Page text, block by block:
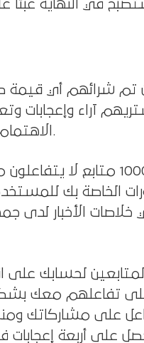
تم شرائهم أي
آراء وإعجابات
الاهتمام الذي يقدمونه لك في البداية لن يحدث لاحقًا.
إذًا فما مدى فائدة حصولك
الخاصة بك
خلاصات الأخبار لدى
لحسابك على
تفاعلهم معك
على مشاركاتك
ولكنك تحصل على